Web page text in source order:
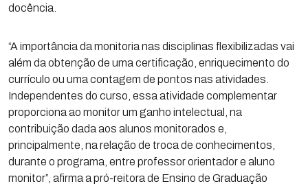
docência.
“A importância da monitoria nas disciplinas flexibilizadas vai
além da obtenção de uma certificação, enriquecimento do
currículo ou uma contagem de pontos nas atividades.
Independentes do curso, essa atividade complementar
proporciona ao monitor um ganho intelectual, na
contribuição dada aos alunos monitorados e,
principalmente, na relação de troca de conhecimentos,
durante o programa, entre professor orientador e aluno
monitor”, afirma a pró-reitora de Ensino de Graduação